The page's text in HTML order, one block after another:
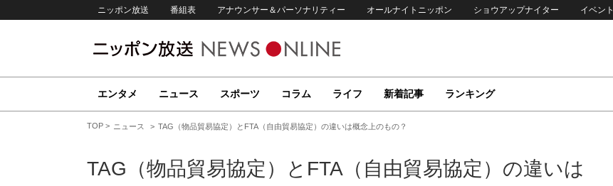
ニッポン放送 番組表 アナウンサー＆パーソナリティー オールナイトニッポン ショウアップナイター イベント
エンタメ ニュース スポーツ コラム ライフ 新着記事 ランキング
TOP ニュース TAG（物品貿易協定）とFTA（自由貿易協定）の違いは概念上のもの？
TAG（物品貿易協定）とFTA（自由貿易協定）の違いは